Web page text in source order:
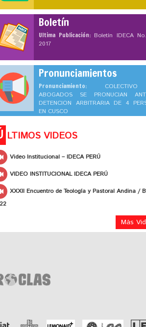
Boletín
Ultima Publicación: Boletín IDECA
2017
Pronunciamientos
Pronunciamiento:
ABOGADOS SE PRONUCIAN
DETENCION ARBITRARIA DE 4
EN CUSCO
LTIMOS VIDEOS
Video Institucional – IDECA PERÚ
VIDEO INSTITUCIONAL IDECA PERÚ
XXXII Encuentro de Teología y Pastoral Andina /
Más